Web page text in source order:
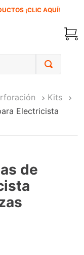
¡CLIC AQUÍ!
Kits
Electricista
de